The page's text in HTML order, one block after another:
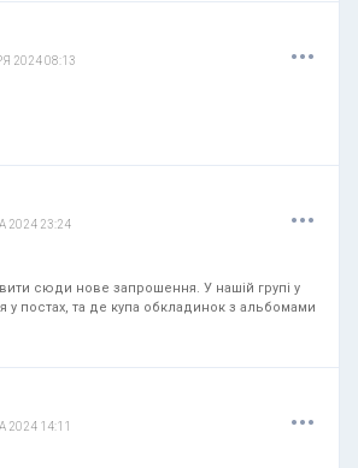
2024 08:13 ...
2024 23:24 ...
сюди нове запрошення. У нашій групі у
у постах, та де купа обкладинок з альбомами
2024 14:11 ...